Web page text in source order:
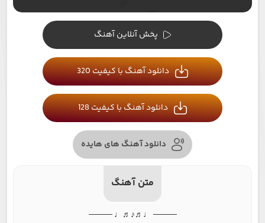
پخش آنلاین آهنگ
دانلود آهنگ با کیفیت 320
دانلود آهنگ با کیفیت 128
دانلود آهنگ های هایده
متن آهنگ
──── ♩♬♪♬♩ ────